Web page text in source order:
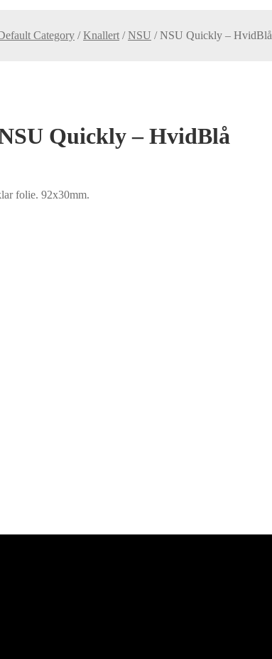
Category /Knallert /NSU /NSU Quickly – HvidBlå
Quickly – HvidBlå
folie. 92x30mm.